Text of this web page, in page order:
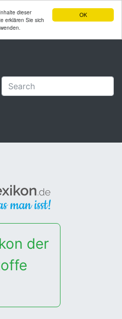
OK
dieser
erklären Sie sich
der